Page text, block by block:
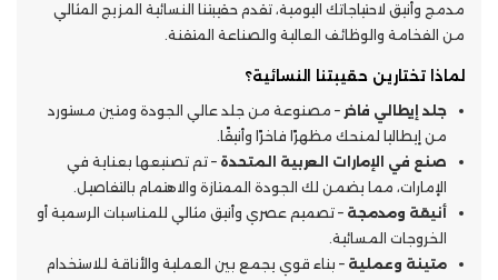
مدمج وأنيق لاحتياجاتك اليومية، تقدم حقيبتنا النسائية المزيج المثالي
من الفخامة والوظائف العالية والصناعة المتقنة.
لماذا تختارين حقيبتنا النسائية؟
جلد إيطالي فاخر – مصنوعة من جلد عالي الجودة ومتين مستورد
من إيطاليا لمنحك مظهرًا فاخرًا وأنيقًا.
صنع في الإمارات العربية المتحدة – تم تصنيعها بعناية في
الإمارات، مما يضمن لك الجودة الممتازة والاهتمام بالتفاصيل.
أنيقة ومدمجة – تصميم عصري وأنيق مثالي للمناسبات الرسمية أو
الخروجات المسائية.
متينة وعملية – بناء قوي يجمع بين العملية والأناقة للاستخدام